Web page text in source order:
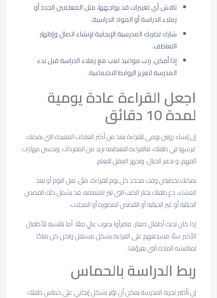
ناقش أي تغييرات قد يواجهها، مثل المعلمين الجدد أو
زملاء الدراسة أو المواد الدراسية.
شارك تجاربك المدرسية الإيجابية لإنشاء اتصال وإظهار
التعاطف.
إذا أمكن، رتب مواعيد لعب مع زملاء الدراسة قبل بدء
المدرسة لتعزيز الروابط الاجتماعية.
اجعل القراءة عادة يومية
لمدة 10 دقائق
إن إنشاء روتين يومي للقراءة يعد من أكثر العادات المفيدة التي يمكنك
غرسها في طفلك، فالقراءة المنتظمة تزيد من المفردات، وتحسن مهارات
الفهم، و تحفز الخيال، وتجهز العقل للتعلم.
يمكنك تخصيص وقت محدد كل يوم للقراءة، مثل، قبل النوم أو بعد
العشاء، دع طفلك يختار الكتب التي تثير اهتمامه، قد يشمل ذلك القصص
الخيالية أو غير الخيالية أو القصص المصورة أو المجلات.
إذا كان لديك أطفال صغار، فاقرأوا بصوت عالٍ معًا، أما بالنسبة للأطفال
الأكبر سنًا، فشجعهم على القراءة بشكل مستقل ولكن كن متاحًا
لمناقشة المادة التي يقرؤها.
ربط الدراسة بالحماس
إن تأطير تجربة المدرسة يمكن أن تؤثر بشكل إيجابي على حماس طفلك